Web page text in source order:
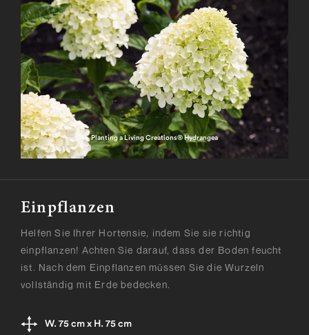
Planting a Living Creations® Hydrangea
Einpflanzen
Helfen Sie Ihrer Hortensie, indem Sie sie richtig
einpflanzen! Achten Sie darauf, dass der Boden feucht
ist. Nach dem Einpflanzen müssen Sie die Wurzeln
vollständig mit Erde bedecken.
W. 75 cm x H. 75 cm